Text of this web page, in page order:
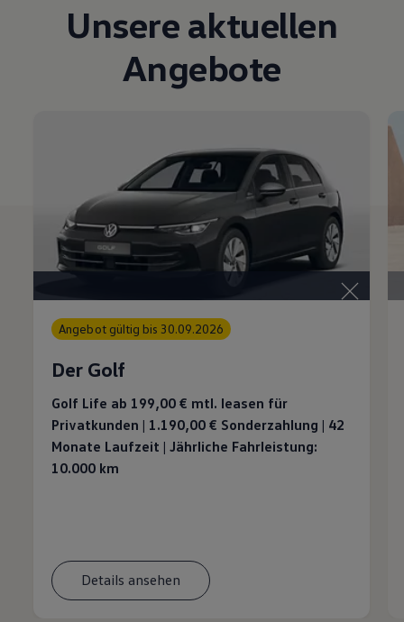
Unsere aktuellen
Angebote
Angebot gültig bis 30.09.2026
Der Golf
Golf Life ab 199,00 € mtl. leasen für
Privatkunden | 1.190,00 € Sonderzahlung | 42
Monate Laufzeit | Jährliche Fahrleistung:
10.000 km
Details ansehen